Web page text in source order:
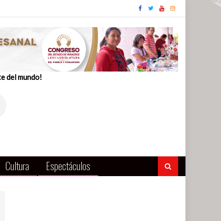
del mundo!
Cultura Espectáculos